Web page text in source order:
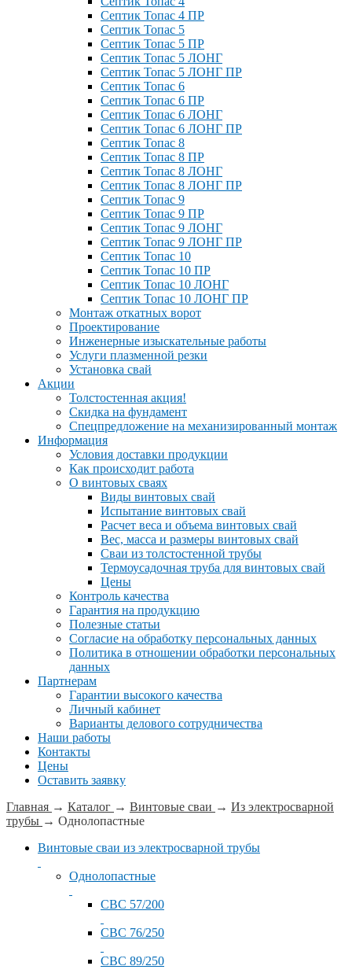
Септик Топас 4 ПР
Септик Топас 5
Септик Топас 5 ПР
Септик Топас 5 ЛОНГ
Септик Топас 5 ЛОНГ ПР
Септик Топас 6
Септик Топас 6 ПР
Септик Топас 6 ЛОНГ
Септик Топас 6 ЛОНГ ПР
Септик Топас 8
Септик Топас 8 ПР
Септик Топас 8 ЛОНГ
Септик Топас 8 ЛОНГ ПР
Септик Топас 9
Септик Топас 9 ПР
Септик Топас 9 ЛОНГ
Септик Топас 9 ЛОНГ ПР
Септик Топас 10
Септик Топас 10 ПР
Септик Топас 10 ЛОНГ
Септик Топас 10 ЛОНГ ПР
Монтаж откатных ворот
Проектирование
Инженерные изыскательные работы
Услуги плазменной резки
Установка свай
Акции
Толстостенная акция!
Скидка на фундамент
Спецпредложение на механизированный монтаж
Информация
Условия доставки продукции
Как происходит работа
О винтовых сваях
Виды винтовых свай
Испытание винтовых свай
Расчет веса и объема винтовых свай
Вес, масса и размеры винтовых свай
Сваи из толстостенной трубы
Термоусадочная труба для винтовых свай
Цены
Контроль качества
Гарантия на продукцию
Полезные статьи
Согласие на обработку персональных данных
Политика в отношении обработки персональных
данных
Партнерам
Гарантии высокого качества
Личный кабинет
Варианты делового сотрудничества
Наши работы
Контакты
Цены
Оставить заявку
Главная → Каталог → Винтовые сваи → Из электросварной
трубы → Однолопастные
Винтовые сваи из электросварной трубы
Однолопастные
СВС 57/200
СВС 76/250
СВС 89/250